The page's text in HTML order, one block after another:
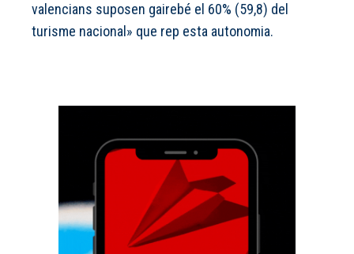
valencians suposen gairebé el 60% (59,8) del
turisme nacional» que rep esta autonomia.